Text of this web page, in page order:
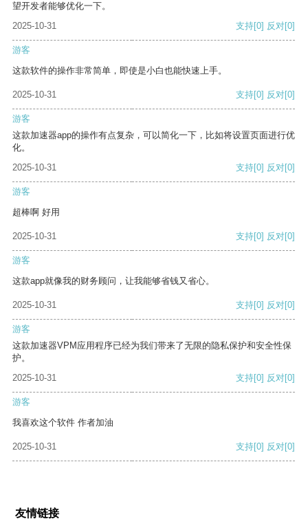
望开发者能够优化一下。
2025-10-31
支持[0] 反对[0]
游客
这款软件的操作非常简单，即使是小白也能快速上手。
2025-10-31 支持[0] 反对[0]
游客
这款加速器app的操作有点复杂，可以简化一下，比如将设置页面进行优
化。
2025-10-31
支持[0] 反对[0]
游客
超棒啊 好用
2025-10-31 支持[0] 反对[0]
游客
这款app就像我的财务顾问，让我能够省钱又省心。
2025-10-31 支持[0] 反对[0]
游客
这款加速器VPM应用程序已经为我们带来了无限的隐私保护和安全性保
护。
2025-10-31
支持[0] 反对[0]
游客
我喜欢这个软件 作者加油
2025-10-31 支持[0] 反对[0]
友情链接